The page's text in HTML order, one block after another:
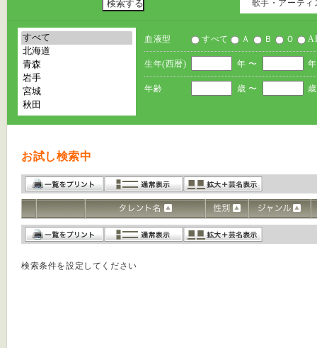
歌手・アーティ
血液型 すべて Ａ Ｂ Ｏ
生年(西暦) 年 〜
年齢 歳 〜 歳
お試し検索中
検索条件を設定してください